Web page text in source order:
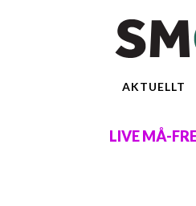
AKTUELLT
LIVE MÅ-